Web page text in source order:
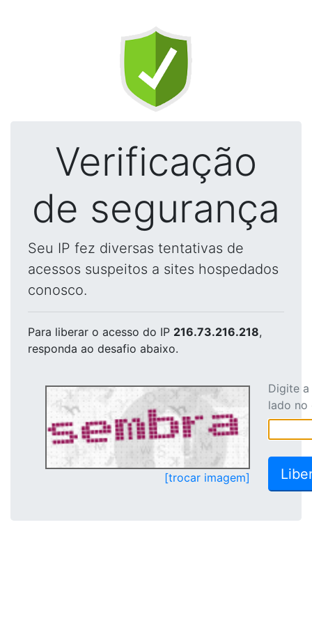
Verificação
de segurança
Seu IP fez diversas tentativas de
acessos suspeitos a sites hospedados
conosco.
Para liberar o acesso do IP 216.73.216.218,
responda ao desafio abaixo.
[trocar imagem]
Digite
lado no